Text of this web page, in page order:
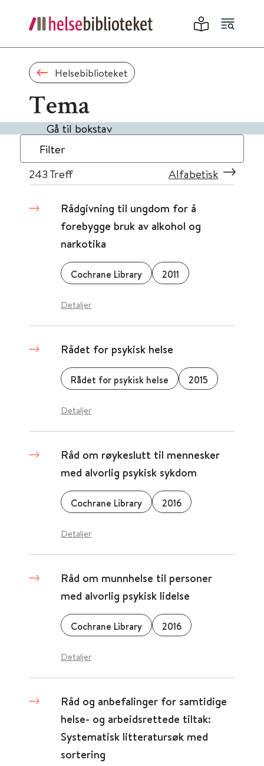
Helsebiblioteket
Tema
Gå til bokstav
Filter
243 Treff Alfabetisk
Rådgivning til ungdom for å
forebygge bruk av alkohol og
narkotika
Cochrane Library 2011
Detaljer
Rådet for psykisk helse
Rådet for psykisk helse 2015
Detaljer
Råd om røykeslutt til mennesker
med alvorlig psykisk sykdom
Cochrane Library 2016
Detaljer
Råd om munnhelse til personer
med alvorlig psykisk lidelse
Cochrane Library 2016
Detaljer
Råd og anbefalinger for samtidige
helse- og arbeidsrettede tiltak:
Systematisk litteratursøk med
sortering